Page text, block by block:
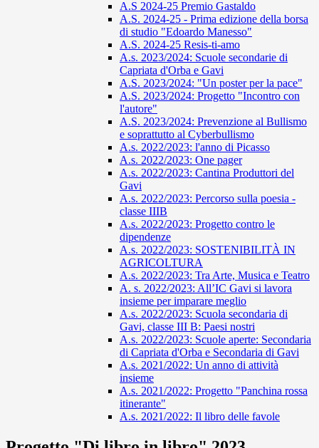
A.S 2024-25 Premio Gastaldo
A.S. 2024-25 - Prima edizione della borsa
di studio "Edoardo Manesso"
A.S. 2024-25 Resis-ti-amo
A.s. 2023/2024: Scuole secondarie di
Capriata d'Orba e Gavi
A.S. 2023/2024: "Un poster per la pace"
A.S. 2023/2024: Progetto "Incontro con
l'autore"
A.S. 2023/2024: Prevenzione al Bullismo
e soprattutto al Cyberbullismo
A.s. 2022/2023: l'anno di Picasso
A.s. 2022/2023: One pager
A.s. 2022/2023: Cantina Produttori del
Gavi
A.s. 2022/2023: Percorso sulla poesia -
classe IIIB
A.s. 2022/2023: Progetto contro le
dipendenze
A.s. 2022/2023: SOSTENIBILITÀ IN
AGRICOLTURA
A.s. 2022/2023: Tra Arte, Musica e Teatro
A. s. 2022/2023: All’IC Gavi si lavora
insieme per imparare meglio
A.s. 2022/2023: Scuola secondaria di
Gavi, classe III B: Paesi nostri
A.s. 2022/2023: Scuole aperte: Secondaria
di Capriata d'Orba e Secondaria di Gavi
A.s. 2021/2022: Un anno di attività
insieme
A.s. 2021/2022: Progetto "Panchina rossa
itinerante"
A.s. 2021/2022: Il libro delle favole